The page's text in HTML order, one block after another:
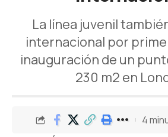
La línea juvenil
internacional por
inauguración de un
230 m2 en
4